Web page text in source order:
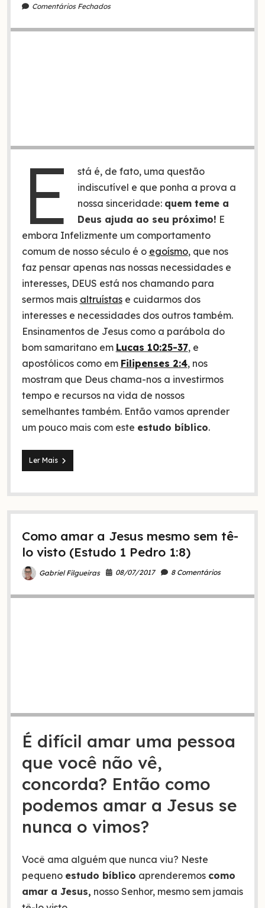
ele?
Comentários Fechados
E
stá é, de fato, uma questão
indiscutível e que ponha a prova a
nossa sinceridade: quem teme a
Deus ajuda ao seu próximo! E
embora Infelizmente um comportamento
comum de nosso século é o egoísmo, que nos
faz pensar apenas nas nossas necessidades e
interesses, DEUS está nos chamando para
sermos mais altruístase cuidarmos dos
interesses e necessidades dos outros também.
Ensinamentos de Jesus como a parábola do
bom samaritano em Lucas 10:25-37, e
apostólicos como em Filipenses 2:4, nos
mostram que Deus chama-nos a investirmos
tempo e recursos na vida de nossos
semelhantes também. Então vamos aprender
um pouco mais com este estudo bíblico.
Ler Mais6
motivos
quem
a
ajuda
seu
Como amar a Jesus mesmo sem tê-
lo visto (Estudo 1 Pedro 1:8)
Gabriel Filgueiras 08/07/2017 8 Comentários
É difícil amar uma pessoa
que você não vê,
concorda? Então como
podemos amar a Jesus se
nunca o vimos?
Você ama alguém que nunca viu? Neste
pequeno estudo bíblico aprenderemos como
amar a Jesus, nosso Senhor, mesmo sem jamais